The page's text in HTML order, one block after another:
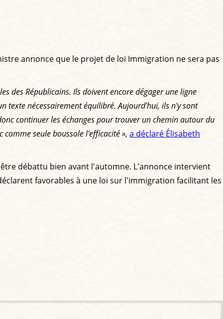
annonce que le projet de loi Immigration ne sera pas
des Républicains. Ils doivent encore dégager une ligne
texte nécessairement équilibré. Aujourd'hui, ils n'y sont
continuer les échanges pour trouver un chemin autour du
seule boussole l'efficacité », a déclaré Élisabeth
débattu bien avant l'automne. L'annonce intervient
favorables à une loi sur l'immigration facilitant les